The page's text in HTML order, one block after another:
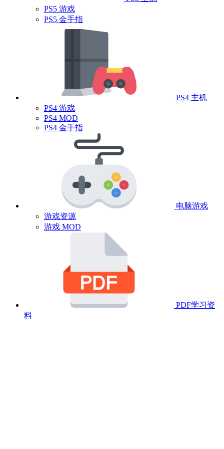
PS5 游戏
PS5 金手指
PS4 主机
PS4 游戏
PS4 MOD
PS4 金手指
电脑游戏
游戏资源
游戏 MOD
PDF学习资
料